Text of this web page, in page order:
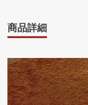
商品詳細